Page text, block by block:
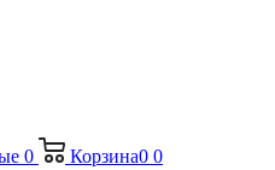
0 Корзина0 0